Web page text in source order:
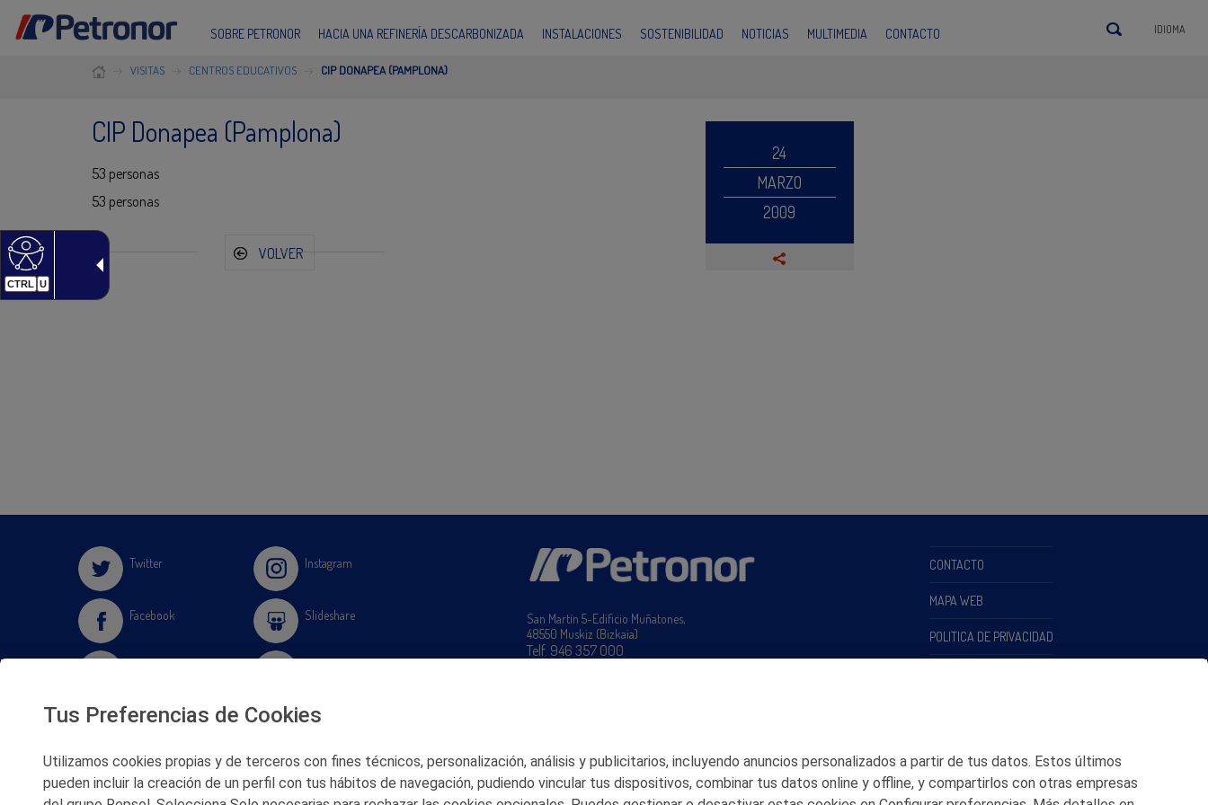
CTRL U
SOBRE PETRONOR HACIA UNA REFINERÍA DESCARBONIZADA INSTALACIONES SOSTENIBILIDAD NOTICIAS MULTIMEDIA CONTACTO IDIOMA
VISITAS CENTROS EDUCATIVOS CIP DONAPEA (PAMPLONA)
CIP Donapea (Pamplona)
53 personas
53 personas
VOLVER
24
MARZO
2009
Twitter
Facebook
Flickr
Instagram
Slideshare
San Martín 5-Edificio Muñatones,
48550 Muskiz (Bizkaia)
Telf. 946 357 000
CONTACTO
MAPA WEB
POLITICA DE PRIVACIDAD
Tus Preferencias de Cookies
Utilizamos cookies propias y de terceros con fines técnicos, personalización, análisis y publicitarios, incluyendo anuncios personalizados a partir de tus datos. Estos últimos
pueden incluir la creación de un perfil con tus hábitos de navegación, pudiendo vincular tus dispositivos, combinar tus datos online y offline, y compartirlos con otras empresas